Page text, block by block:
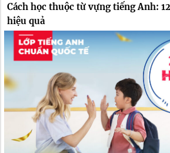
Cách học thuộc từ vựng tiếng Anh:
hiệu quả